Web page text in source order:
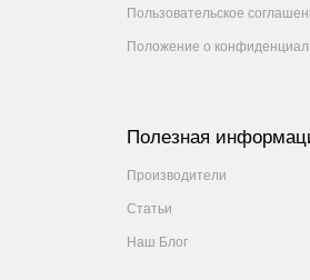
Пользовательское
Положение о
Полезная
Производители
Статьи
Наш Блог